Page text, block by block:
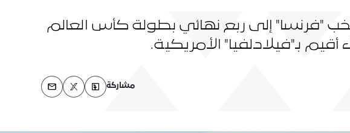
"فرنسا" إلى ربع نهائي بطولة كأس العالم
مشاركة